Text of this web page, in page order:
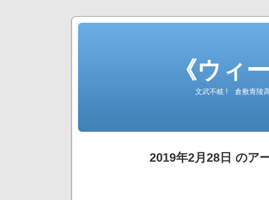
《ウィ
文武不岐 ! 倉敷青陵
2019年2月28日 のア